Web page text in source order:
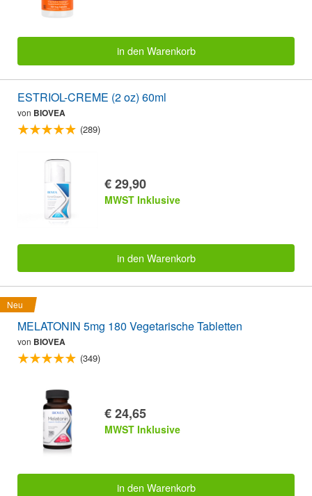
in den Warenkorb
ESTRIOL-CREME (2 oz) 60ml
von BIOVEA
(289)
€ 29,90
MWST Inklusive
in den Warenkorb
Neu
MELATONIN 5mg 180 Vegetarische Tabletten
von BIOVEA
(349)
€ 24,65
MWST Inklusive
in den Warenkorb